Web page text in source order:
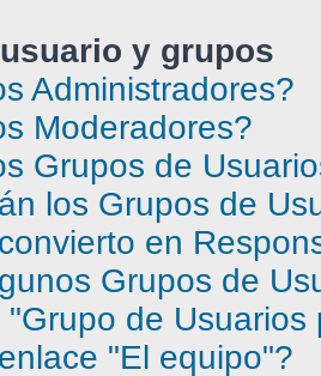
y grupos
Administradores?
Moderadores?
Grupos de
los Grupos de
en
Grupos de
de Usuarios
"El equipo"?